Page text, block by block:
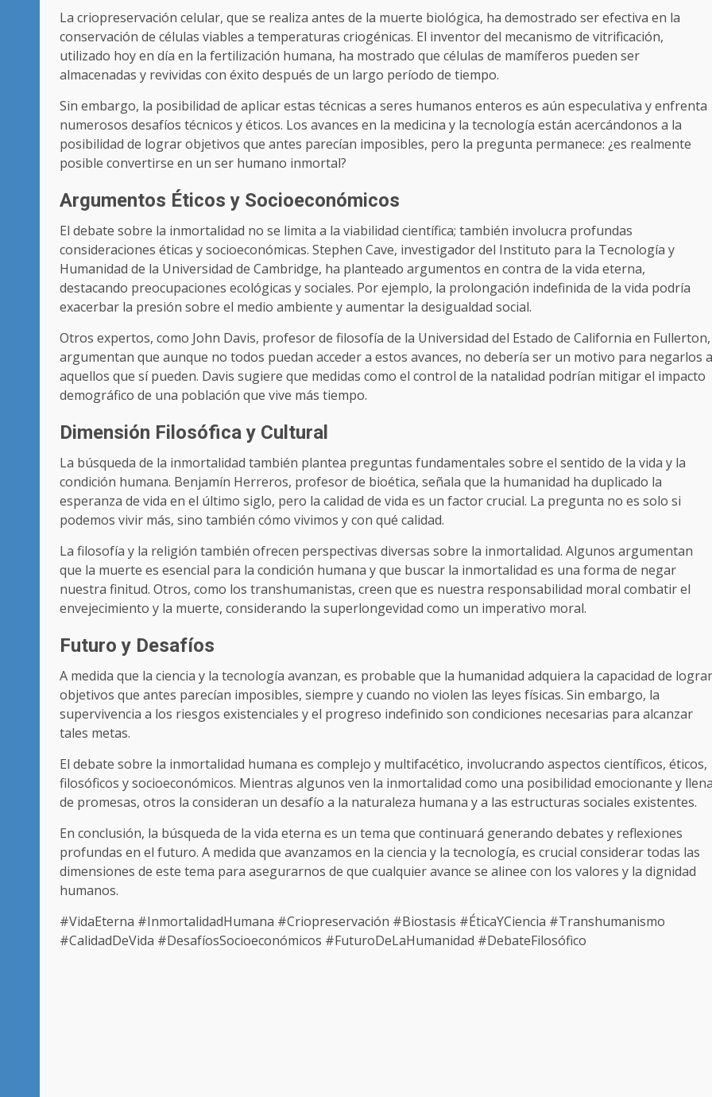
La criopreservación celular, que se realiza antes de la muerte biológica, ha demostrado ser efectiva en la
conservación de células viables a temperaturas criogénicas. El inventor del mecanismo de vitrificación,
utilizado hoy en día en la fertilización humana, ha mostrado que células de mamíferos pueden ser
almacenadas y revividas con éxito después de un largo período de tiempo.
Sin embargo, la posibilidad de aplicar estas técnicas a seres humanos enteros es aún especulativa y enfrenta
numerosos desafíos técnicos y éticos. Los avances en la medicina y la tecnología están acercándonos a la
posibilidad de lograr objetivos que antes parecían imposibles, pero la pregunta permanece: ¿es realmente
posible convertirse en un ser humano inmortal?
Argumentos Éticos y Socioeconómicos
El debate sobre la inmortalidad no se limita a la viabilidad científica; también involucra profundas
consideraciones éticas y socioeconómicas. Stephen Cave, investigador del Instituto para la Tecnología y
Humanidad de la Universidad de Cambridge, ha planteado argumentos en contra de la vida eterna,
destacando preocupaciones ecológicas y sociales. Por ejemplo, la prolongación indefinida de la vida podría
exacerbar la presión sobre el medio ambiente y aumentar la desigualdad social.
Otros expertos, como John Davis, profesor de filosofía de la Universidad del Estado de California en Fullerton,
argumentan que aunque no todos puedan acceder a estos avances, no debería ser un motivo para negarlos a
aquellos que sí pueden. Davis sugiere que medidas como el control de la natalidad podrían mitigar el impacto
demográfico de una población que vive más tiempo.
Dimensión Filosófica y Cultural
La búsqueda de la inmortalidad también plantea preguntas fundamentales sobre el sentido de la vida y la
condición humana. Benjamín Herreros, profesor de bioética, señala que la humanidad ha duplicado la
esperanza de vida en el último siglo, pero la calidad de vida es un factor crucial. La pregunta no es solo si
podemos vivir más, sino también cómo vivimos y con qué calidad.
La filosofía y la religión también ofrecen perspectivas diversas sobre la inmortalidad. Algunos argumentan
que la muerte es esencial para la condición humana y que buscar la inmortalidad es una forma de negar
nuestra finitud. Otros, como los transhumanistas, creen que es nuestra responsabilidad moral combatir el
envejecimiento y la muerte, considerando la superlongevidad como un imperativo moral.
Futuro y Desafíos
A medida que la ciencia y la tecnología avanzan, es probable que la humanidad adquiera la capacidad de lograr
objetivos que antes parecían imposibles, siempre y cuando no violen las leyes físicas. Sin embargo, la
supervivencia a los riesgos existenciales y el progreso indefinido son condiciones necesarias para alcanzar
tales metas.
El debate sobre la inmortalidad humana es complejo y multifacético, involucrando aspectos científicos, éticos,
filosóficos y socioeconómicos. Mientras algunos ven la inmortalidad como una posibilidad emocionante y
de promesas, otros la consideran un desafío a la naturaleza humana y a las estructuras sociales existentes.
En conclusión, la búsqueda de la vida eterna es un tema que continuará generando debates y reflexiones
profundas en el futuro. A medida que avanzamos en la ciencia y la tecnología, es crucial considerar todas las
dimensiones de este tema para asegurarnos de que cualquier avance se alinee con los valores y la dignidad
humanos.
#VidaEterna #InmortalidadHumana #Criopreservación #Biostasis #ÉticaYCiencia #Transhumanismo
#CalidadDeVida #DesafíosSocioeconómicos #FuturoDeLaHumanidad #DebateFilosófico